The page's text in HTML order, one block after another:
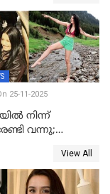
25-11-2025
നിന്ന്
വന്നു;
ഉപദ്രവിച്ചു;
50 കോടി
View All